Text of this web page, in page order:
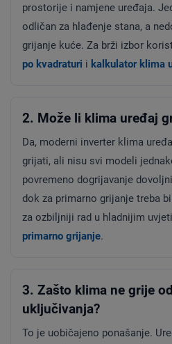
prostorije i namjene uređaja.
odličan za hlađenje stana, a
grijanje kuće. Za brži izbor
po kvadraturi i kalkulator klima
2. Može li klima uređaj
Da, moderni inverter klima
grijati, ali nisu svi modeli
povremeno dogrijavanje
dok za primarno grijanje treba
za ozbiljniji rad u hladnijim
primarno grijanje.
3. Zašto klima ne grije
uključivanja?
To je uobičajeno ponašanje.